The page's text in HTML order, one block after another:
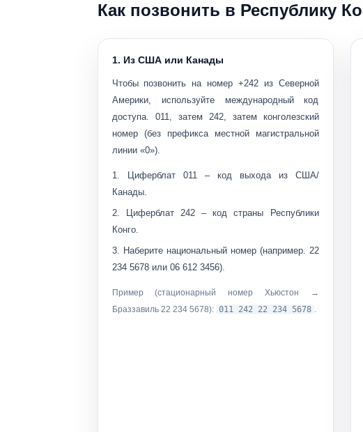
Как позвонить в Республику
1. Из США или Канады
Чтобы позвонить на номер +242 из Северной
Америки, используйте международный код
доступа. 011, затем 242, затем конголезский
номер (без префикса местной магистральной
линии «0»).
Циферблат 011– код выхода из США/
Канады.
Циферблат 242– код страны Республики
Конго.
Наберите национальный номер(например. 22
234 5678или 06 612 3456).
Пример (стационарный номер Хьюстон →
Браззавиль 22 234 5678): 011 242 22 234 5678 .